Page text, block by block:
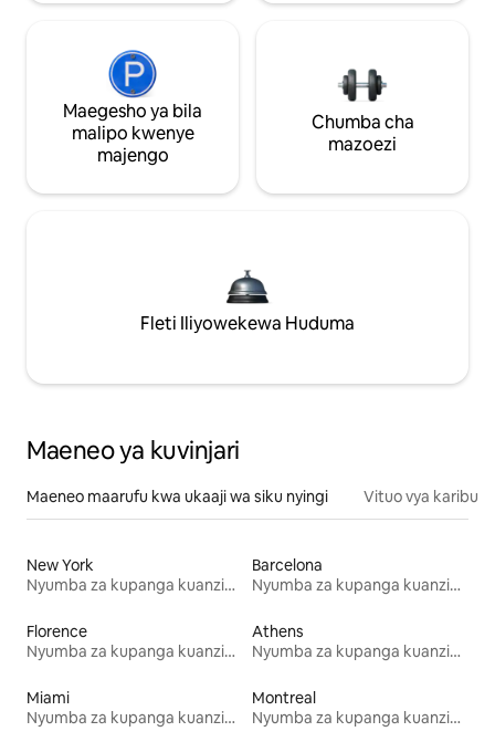
Maegesho ya bila
malipo kwenye
majengo
Chumba cha
mazoezi
Fleti Iliyowekewa Huduma
Maeneo ya kuvinjari
Maeneo maarufu kwa ukaaji wa siku nyingi Vituo vya karibu
New York
Nyumba za kupanga kuanzia mwezi mmoja
Barcelona
Nyumba za kupanga kuanzia mwezi mmoja
Florence
Nyumba za kupanga kuanzia mwezi mmoja
Athens
Nyumba za kupanga kuanzia mwezi mmoja
Miami
Nyumba za kupanga kuanzia mwezi mmoja
Montreal
Nyumba za kupanga kuanzia mwezi mmoja